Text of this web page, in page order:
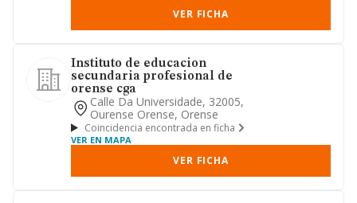
VER FICHA
Instituto de educacion
secundaria profesional de
orense cga
Calle Da Universidade, 32005,
Ourense Orense, Orense
Coincidencia encontrada en ficha
VER EN MAPA
VER FICHA